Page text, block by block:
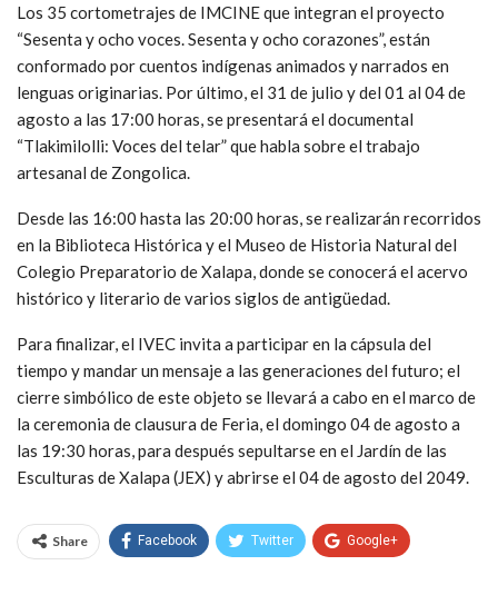
Los 35 cortometrajes de IMCINE que integran el proyecto
“Sesenta y ocho voces. Sesenta y ocho corazones”, están
conformado por cuentos indígenas animados y narrados en
lenguas originarias. Por último, el 31 de julio y del 01 al 04 de
agosto a las 17:00 horas, se presentará el documental
“Tlakimilolli: Voces del telar” que habla sobre el trabajo
artesanal de Zongolica.
Desde las 16:00 hasta las 20:00 horas, se realizarán recorridos
en la Biblioteca Histórica y el Museo de Historia Natural del
Colegio Preparatorio de Xalapa, donde se conocerá el acervo
histórico y literario de varios siglos de antigüedad.
Para finalizar, el IVEC invita a participar en la cápsula del
tiempo y mandar un mensaje a las generaciones del futuro; el
cierre simbólico de este objeto se llevará a cabo en el marco de
la ceremonia de clausura de Feria, el domingo 04 de agosto a
las 19:30 horas, para después sepultarse en el Jardín de las
Esculturas de Xalapa (JEX) y abrirse el 04 de agosto del 2049.
Share Facebook Twitter Google+